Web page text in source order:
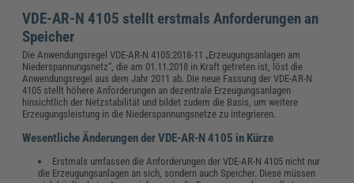
VDE-AR-N 4105 stellt erstmals Anforderungen an
Speicher
Die Anwendungsregel VDE-AR-N 4105:2018-11 „Erzeugungsanlagen am
Niederspannungsnetz“, die am 01.11.2018 in Kraft getreten ist, löst die
Anwendungsregel aus dem Jahr 2011 ab. Die neue Fassung der VDE-AR-N
4105 stellt höhere Anforderungen an dezentrale Erzeugungsanlagen
hinsichtlich der Netzstabilität und bildet zudem die Basis, um weitere
Erzeugungsleistung in die Niederspannungsnetze zu integrieren.
Wesentliche Änderungen der VDE-AR-N 4105 in Kürze
Erstmals umfassen die Anforderungen der VDE-AR-N 4105 nicht nur
die Erzeugungsanlagen an sich, sondern auch Speicher. Diese müssen